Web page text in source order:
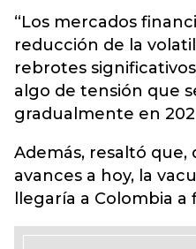
“Los mercados
reducción de la
rebrotes
algo de tensión que
gradualmente en
Además, resaltó que,
avances a hoy, la
llegaría a Colombia a